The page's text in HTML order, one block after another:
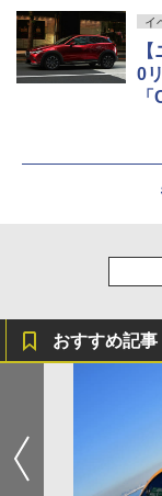
イ
0
おすすめ記事